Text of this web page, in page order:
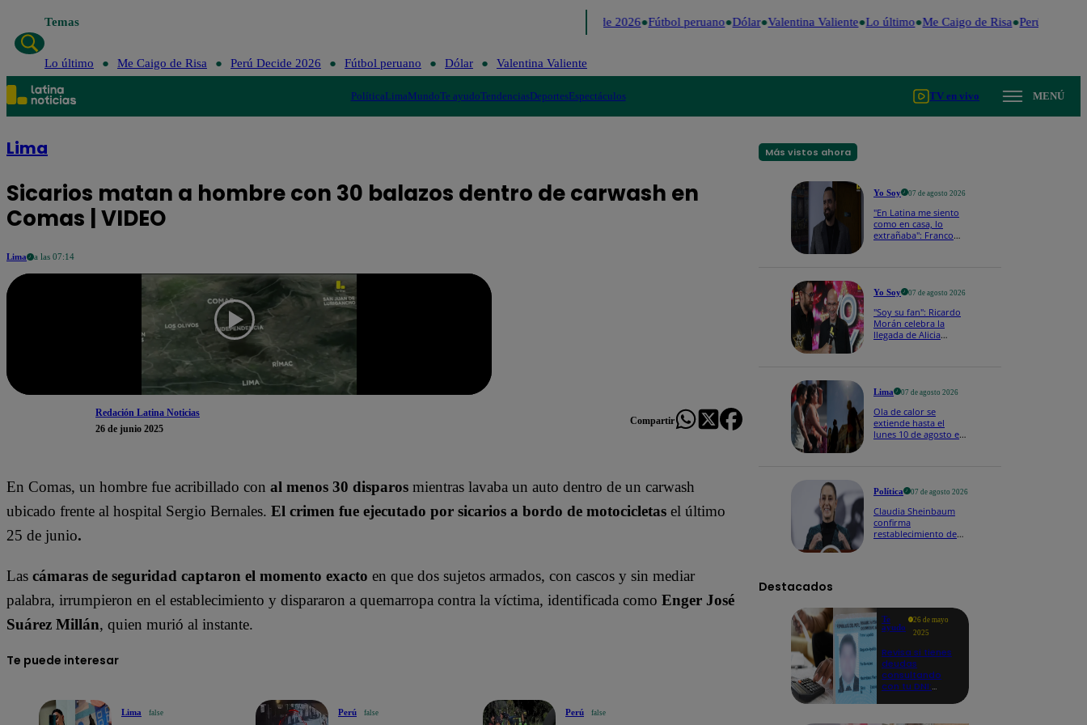
Temas Perú Decide 2026 Fútbol peruano Dólar Valentina Valiente Lo último Me Caigo de Risa Perú Decide
Lo último Me Caigo de Risa Perú Decide 2026 Fútbol peruano Dólar Valentina Valiente
PolíticaLimaMundoTe ayudoTendenciasDeportesEspectáculos TV en vivo MENÚ
Lima
Sicarios matan a hombre con 30 balazos dentro de carwash en
Comas | VIDEO
Lima a las 07:14
Redación Latina Noticias
26 de junio 2025
Compartir
En Comas, un hombre fue acribillado con al menos 30 disparos mientras lavaba un auto dentro de un carwash
ubicado frente al hospital Sergio Bernales. El crimen fue ejecutado por sicarios a bordo de motocicletas el último
25 de junio.
Las cámaras de seguridad captaron el momento exacto en que dos sujetos armados, con cascos y sin mediar
palabra, irrumpieron en el establecimiento y dispararon a quemarropa contra la víctima, identificada como Enger José
Suárez Millán, quien murió al instante.
Te puede interesar
Lima false Perú false Perú false
Más vistos ahora
Yo Soy 07 de agosto 2026
"En Latina me siento
como en casa, lo
extrañaba": Franco
Yo Soy 07 de agosto 2026
"Soy su fan": Ricardo
Morán celebra la
llegada de Alicia
Lima 07 de agosto 2026
Ola de calor se
extiende hasta el
lunes 10 de agosto en
Política 07 de agosto 2026
Claudia Sheinbaum
confirma
restablecimiento de
Destacados
Te
ayudo
26 de mayo
2025
Revisa si tienes
deudas
consultando
con tu DNI: